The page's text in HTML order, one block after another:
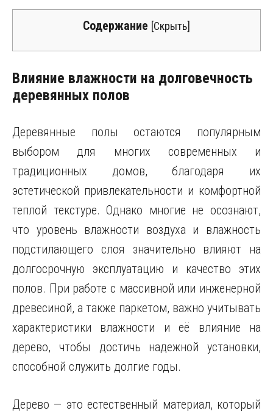
Содержание [Скрыть]
Влияние влажности на долговечность
деревянных полов
Деревянные полы остаются популярным
выбором для многих современных и
традиционных домов, благодаря их
эстетической привлекательности и комфортной
теплой текстуре. Однако многие не осознают,
что уровень влажности воздуха и влажность
подстилающего слоя значительно влияют на
долгосрочную эксплуатацию и качество этих
полов. При работе с массивной или инженерной
древесиной, а также паркетом, важно учитывать
характеристики влажности и её влияние на
дерево, чтобы достичь надежной установки,
способной служить долгие годы.
Дерево — это естественный материал, который